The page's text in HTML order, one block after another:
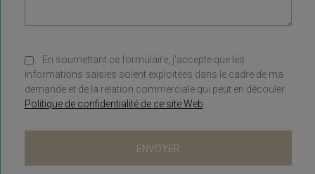
En soumettant ce formulaire, j'accepte que les
informations saisies soient exploitées dans le cadre de ma
demande et de la relation commerciale qui peut en découler.
Politique de confidentialité de ce site Web